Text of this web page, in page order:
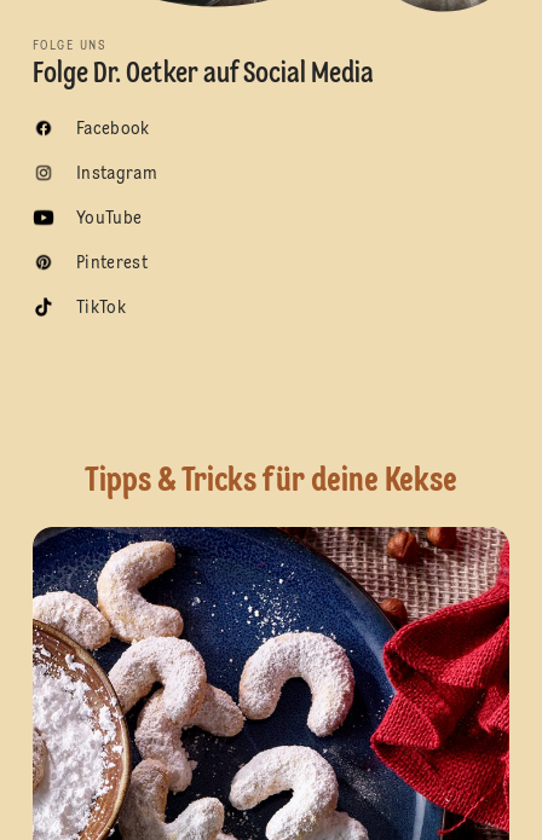
FOLGE UNS
Folge Dr. Oetker auf Social Media
Facebook
Instagram
YouTube
Pinterest
TikTok
Tipps & Tricks für deine Kekse